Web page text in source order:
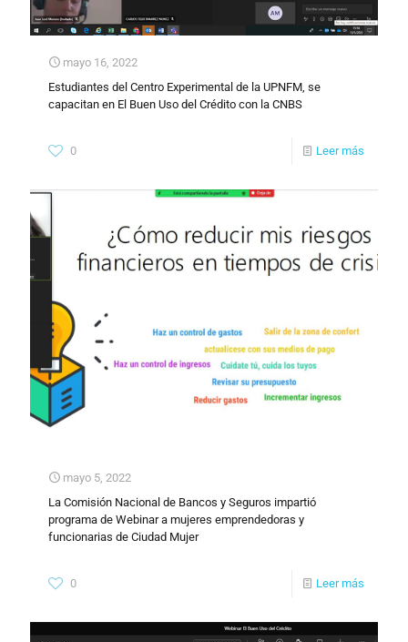
mayo 16, 2022
Estudiantes del Centro Experimental de la UPNFM, se
capacitan en El Buen Uso del Crédito con la CNBS
0 Leer más
mayo 5, 2022
La Comisión Nacional de Bancos y Seguros impartió
programa de Webinar a mujeres emprendedoras y
funcionarias de Ciudad Mujer
0 Leer más